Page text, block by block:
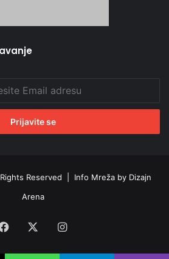
Reserved | Info Mreža by Dizajn
Arena
Facebook Instagram